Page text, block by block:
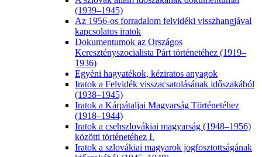
(1939–1945)
Az 1956-os forradalom felvidéki visszhangjával
kapcsolatos iratok
Dokumentumok az Országos
Keresztényszocialista Párt történetéhez (1919–
1936)
Egyéni hagyatékok, kéziratos anyagok
Iratok a Felvidék visszacsatolásának időszakából
(1938–1945)
Iratok a Kárpátaljai Magyarság Történetéhez
(1918–1944)
Iratok a csehszlovákiai magyarság (1948–1956)
közötti történetéhez I.
Iratok a szlovákiai magyarok jogfosztottságának